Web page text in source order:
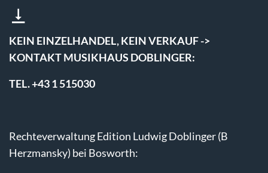
KEIN EINZELHANDEL, KEIN VERKAUF ->
KONTAKT MUSIKHAUS DOBLINGER:
TEL. +43 1 515030
Rechteverwaltung Edition Ludwig Doblinger (B
Herzmansky) bei Bosworth: